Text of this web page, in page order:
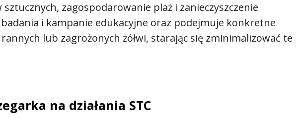
zagospodarowanie plaż i zanieczyszczenie
badania i kampanie edukacyjne oraz podejmuje konkretne
lub zagrożonych żółwi, starając się zminimalizować te
na działania STC